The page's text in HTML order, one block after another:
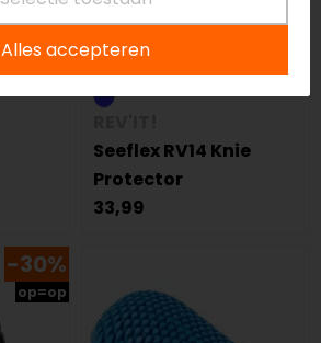
Seeflex RV14 Knie
Protector
33,99
-30%
op=op
Alles accepteren